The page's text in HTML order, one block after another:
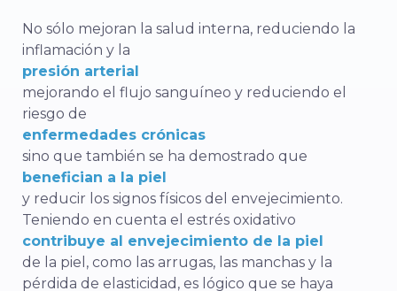
No sólo mejoran la salud interna, reduciendo la
inflamación y la
presión arterial
mejorando el flujo sanguíneo y reduciendo el
riesgo de
enfermedades crónicas
sino que también se ha demostrado que
benefician a la piel
y reducir los signos físicos del envejecimiento.
Teniendo en cuenta el estrés oxidativo
contribuye al envejecimiento de la piel
de la piel, como las arrugas, las manchas y la
pérdida de elasticidad, es lógico que se haya